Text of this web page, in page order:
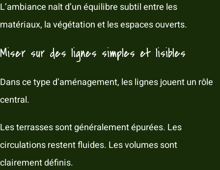
L’ambiance naît d’un équilibre subtil entre les
matériaux, la végétation et les espaces ouverts.
Miser sur des lignes simples et lisibles
Dans ce type d’aménagement, les lignes jouent un rôle
central.
Les terrasses sont généralement épurées. Les
circulations restent fluides. Les volumes sont
clairement définis.